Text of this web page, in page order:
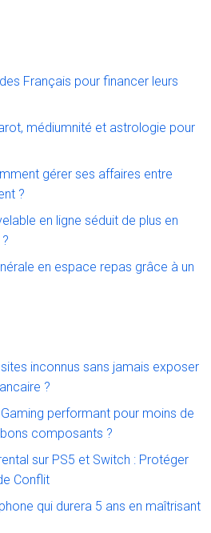
Français pour financer leurs
médiumnité et astrologie pour
gérer ses affaires entre
?
en ligne séduit de plus en
en espace repas grâce à un
inconnus sans jamais exposer
?
performant pour moins de
composants ?
sur PS5 et Switch : Protéger
Conflit
qui durera 5 ans en maîtrisant